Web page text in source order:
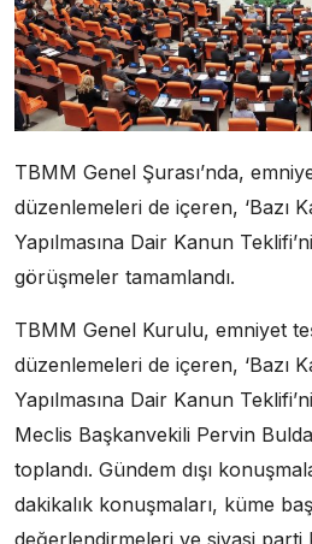
TBMM Genel Şurası’nda,
düzenlemeleri de içeren, ‘Bazı
Yapılmasına Dair Kanun
görüşmeler tamamlandı.
TBMM Genel Kurulu, emniyet
düzenlemeleri de içeren, ‘Bazı
Yapılmasına Dair Kanun
Meclis Başkanvekili Pervin
toplandı. Gündem dışı
dakikalık konuşmaları, küme
değerlendirmeleri ve siyasi